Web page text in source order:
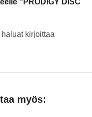
haluat kirjoittaa
myös: